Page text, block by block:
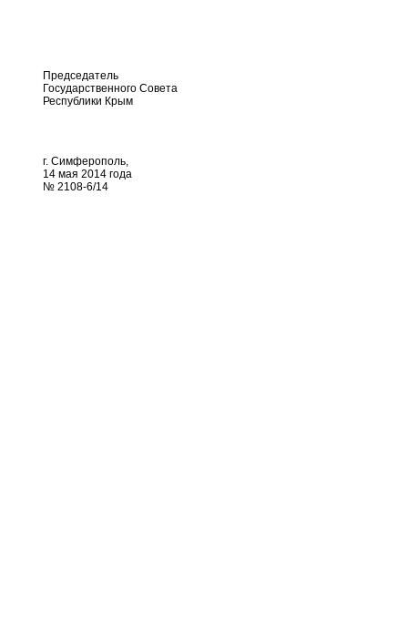
Председатель
Государственного Совета
Республики Крым
г. Симферополь,
14 мая 2014 года
№ 2108-6/14